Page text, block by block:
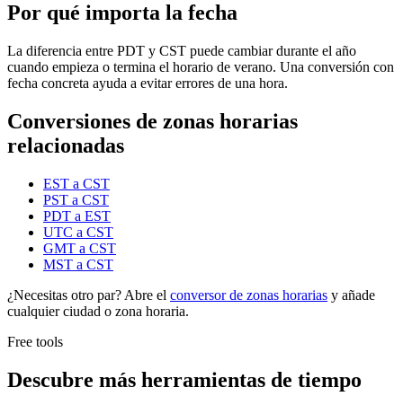
Por qué importa la fecha
La diferencia entre PDT y CST puede cambiar durante el año
cuando empieza o termina el horario de verano. Una conversión con
fecha concreta ayuda a evitar errores de una hora.
Conversiones de zonas horarias
relacionadas
EST a CST
PST a CST
PDT a EST
UTC a CST
GMT a CST
MST a CST
¿Necesitas otro par? Abre el conversor de zonas horarias y añade
cualquier ciudad o zona horaria.
Free tools
Descubre más herramientas de tiempo